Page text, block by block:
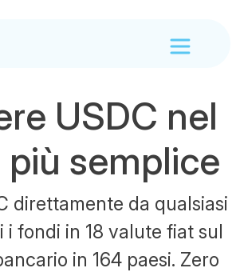
USDC nel
semplice
direttamente da qualsiasi
i fondi in 18 valute fiat sul
in 164 paesi. Zero